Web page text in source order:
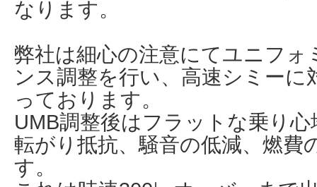
なります。
弊社は細心の注意にてユニフ
ンス調整を行い、高速シミーに
っております。
UMB調整後はフラットな乗り
転がり抵抗、騒音の低減、燃費
す。